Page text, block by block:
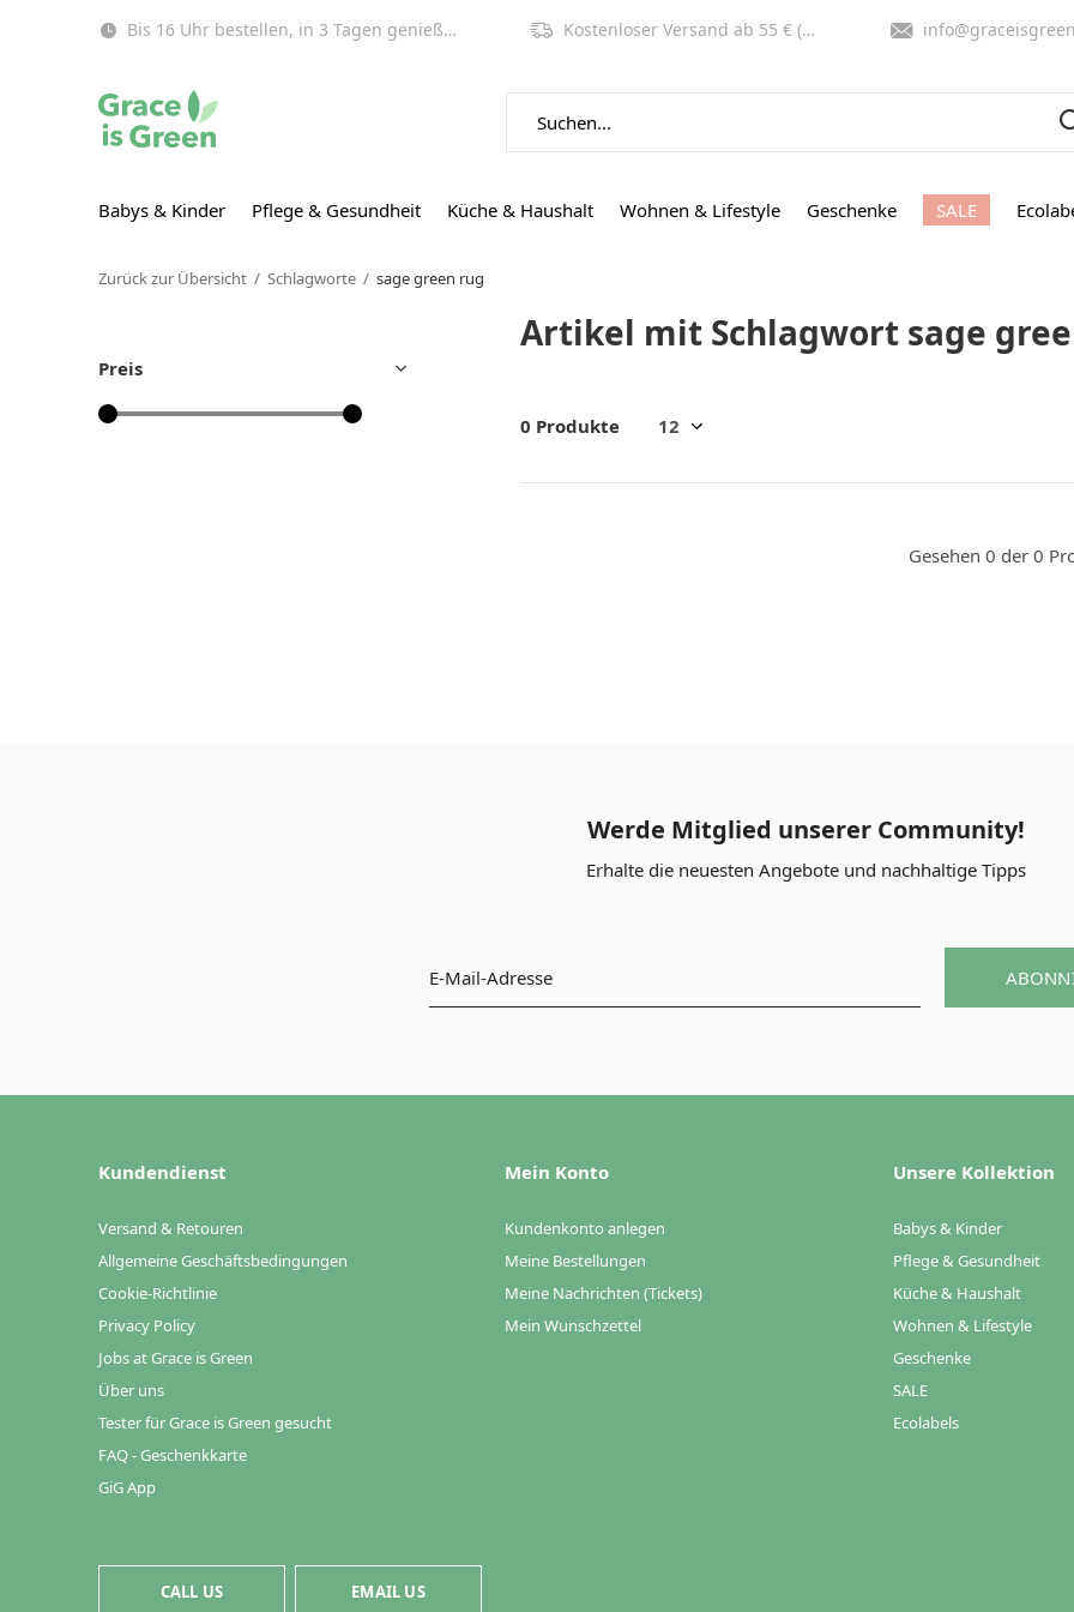
Babys & Kinder Pflege & Gesundheit Küche & Haushalt Wohnen & Lifestyle Geschenke SALE
Bis 16 Uhr bestellen, in 3 Tagen genießen (EU)! Kostenloser Versand ab 55 € (NL, BE) info@graceisgreen.com
Zurück zur Übersicht Schlagworte sage green rug
Artikel mit Schlagwort sage
0 Produkte
Gesehen 0 der 0
Preis
Werde Mitglied unserer Community!
Erhalte die neuesten Angebote und nachhaltige Tipps
Kundendienst
Versand & Retouren
Allgemeine Geschäftsbedingungen
Cookie-Richtlinie
Privacy Policy
Jobs at Grace is Green
Über uns
Tester für Grace is Green gesucht
FAQ - Geschenkkarte
GiG App
Mein Konto
Kundenkonto anlegen
Meine Bestellungen
Meine Nachrichten (Tickets)
Mein Wunschzettel
Unsere Kollektion
Babys & Kinder
Pflege & Gesundheit
Küche & Haushalt
Wohnen & Lifestyle
Geschenke
SALE
Ecolabels
CALL US EMAIL US